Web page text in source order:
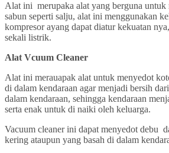
Alat ini merupaka alat yang berguna untuk
sabun seperti salju, alat ini menggunakan
kompresor ayang dapat diatur kekuatan
sekali listrik.
Alat Vcuum Cleaner
Alat ini merauapak alat untuk menyedot
di dalam kendaraan agar menjadi bersih
dalam kendaraan, sehingga kendaraan
serta enak untuk di naiki oleh keluarga.
Vacuum cleaner ini dapat menyedot debu
kering ataupun yang basah di dalam